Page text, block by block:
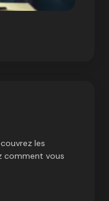
03/10/2024
les
comment vous